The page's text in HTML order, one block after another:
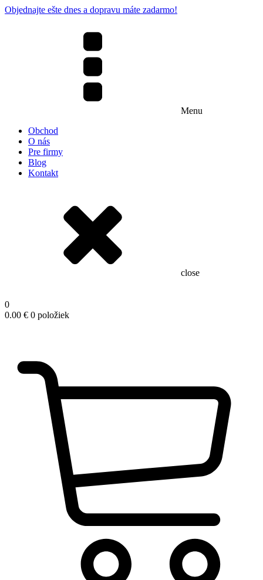
Objednajte ešte dnes a dopravu máte zadarmo!
Menu
Obchod
O nás
Pre firmy
Blog
Kontakt
close
0
0.00 € 0 položiek